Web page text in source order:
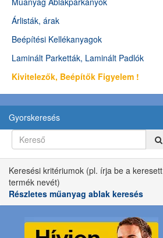
Árlisták, árak
Beépítési Kellékanyagok
Laminált Parketták, Laminált Padlók
Kivitelezők, Beépítők Figyelem !
Gyorskeresés
Keresési kritériumok (pl. írja be a keresett
termék nevét)
Részletes műanyag ablak keresés